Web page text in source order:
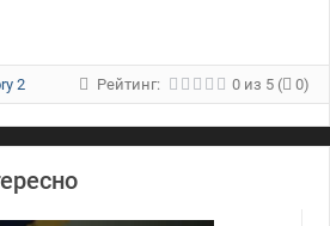
2 Рейтинг: 0 из 5 ( 0)